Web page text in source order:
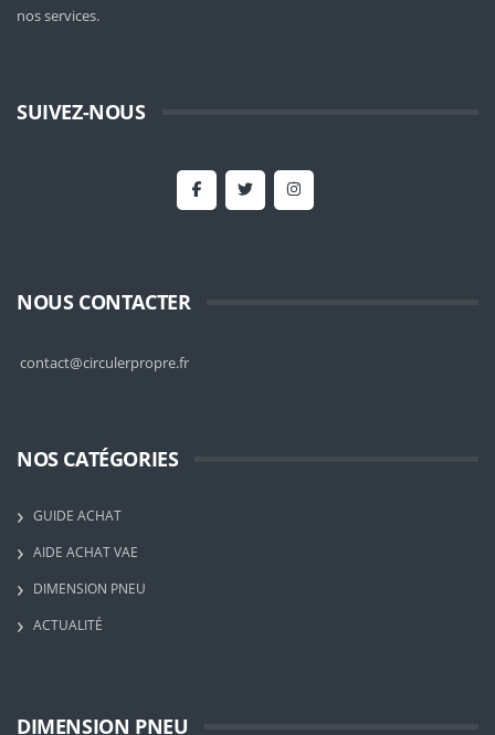
nos services.
SUIVEZ-NOUS
NOUS CONTACTER
contact@circulerpropre.fr
NOS CATÉGORIES
GUIDE ACHAT
AIDE ACHAT VAE
DIMENSION PNEU
ACTUALITÉ
DIMENSION PNEU